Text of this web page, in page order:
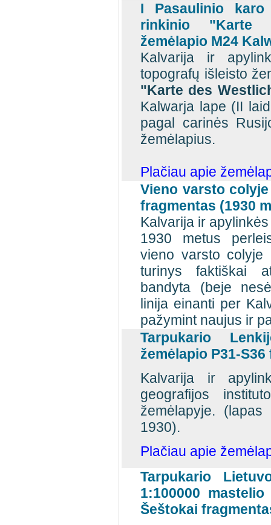
I Pasaulinio karo
rinkinio "Karte
žemėlapio M24
Kalvarija ir
topografų išleisto
"Karte des
Kalwarja lape (II
pagal carinės
žemėlapius.
Plačiau apie
Vieno varsto
fragmentas (1930
Kalvarija ir
1930 metus
vieno varsto colyje
turinys faktiškai
bandyta (beje
linija einanti per
pažymint naujus ir
Tarpukario
žemėlapio P31-
Kalvarija ir
geografijos
žemėlapyje.
1930).
Plačiau apie
Tarpukario
1:100000
Šeštokai